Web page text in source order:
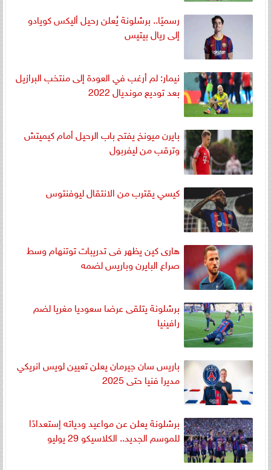
رسميًا.. برشلونة يُعلن رحيل أليكس كويادو
إلى ريال بيتيس
نيمار: لم أرغب في العودة إلى منتخب البرازيل
بعد توديع مونديال 2022
بايرن ميونخ يفتح باب الرحيل أمام كيميتش
وترقب من ليفربول
كيسي يقترب من الانتقال ليوفنتوس
هارى كين يظهر فى تدريبات توتنهام وسط
صراع البايرن وباريس لضمه
برشلونة يتلقى عرضا سعوديا مغريا لضم
رافينيا
باريس سان جيرمان يعلن تعيين لويس انريكي
مديرا فنيا حتى 2025
برشلونة يعلن عن مواعيد ودياته إستعدادًا
للموسم الجديد.. الكلاسيكو 29 يوليو